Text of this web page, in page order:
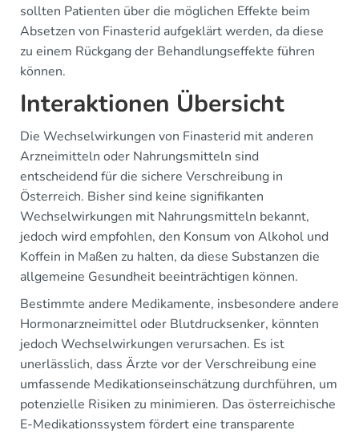
sollten Patienten über die möglichen Effekte beim
Absetzen von Finasterid aufgeklärt werden, da diese
zu einem Rückgang der Behandlungseffekte führen
können.
Interaktionen Übersicht
Die Wechselwirkungen von Finasterid mit anderen
Arzneimitteln oder Nahrungsmitteln sind
entscheidend für die sichere Verschreibung in
Österreich. Bisher sind keine signifikanten
Wechselwirkungen mit Nahrungsmitteln bekannt,
jedoch wird empfohlen, den Konsum von Alkohol und
Koffein in Maßen zu halten, da diese Substanzen die
allgemeine Gesundheit beeinträchtigen können.
Bestimmte andere Medikamente, insbesondere andere
Hormonarzneimittel oder Blutdrucksenker, könnten
jedoch Wechselwirkungen verursachen. Es ist
unerlässlich, dass Ärzte vor der Verschreibung eine
umfassende Medikationseinschätzung durchführen, um
potenzielle Risiken zu minimieren. Das österreichische
E-Medikationssystem fördert eine transparente